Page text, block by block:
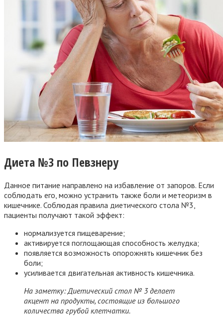
Диета №3 по Певзнеру
Данное питание направлено на избавление от запоров. Если
соблюдать его, можно устранить также боли и метеоризм в
кишечнике. Соблюдая правила диетического стола №3,
пациенты получают такой эффект:
нормализуется пищеварение;
активируется поглощающая способность желудка;
появляется возможность опорожнять кишечник без
боли;
усиливается двигательная активность кишечника.
На заметку: Диетический стол № 3 делает
акцент на продукты, состоящие из большого
количества грубой клетчатки.